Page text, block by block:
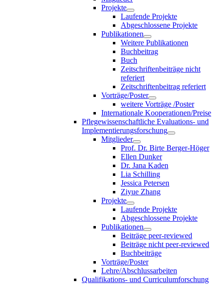
Projekte
Laufende Projekte
Abgeschlossene Projekte
Publikationen
Weitere Publikationen
Buchbeitrag
Buch
Zeitschriftenbeiträge nicht
referiert
Zeitschriftenbeitrag referiert
Vorträge/Poster
weitere Vorträge /Poster
Internationale Kooperationen/Preise
Pflegewissenschaftliche Evaluations- und
Implementierungsforschung
Mitglieder
Prof. Dr. Birte Berger-Höger
Ellen Dunker
Dr. Jana Kaden
Lia Schilling
Jessica Petersen
Ziyue Zhang
Projekte
Laufende Projekte
Abgeschlossene Projekte
Publikationen
Beiträge peer-reviewed
Beiträge nicht peer-reviewed
Buchbeiträge
Vorträge/Poster
Lehre/Abschlussarbeiten
Qualifikations- und Curriculumforschung